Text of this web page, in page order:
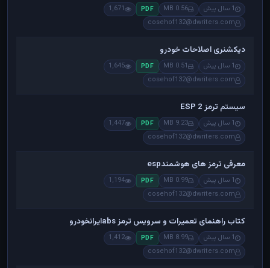
1 سال پیش 0.56 MB
PDF
1,671
cosehof132@dwriters.com
دیکشنری اصلاحات خودرو
1 سال پیش 0.51 MB
PDF
1,645
cosehof132@dwriters.com
سیستم ترمز ESP 2
1 سال پیش 9.23 MB
PDF
1,447
cosehof132@dwriters.com
معرفی ترمز های هوشمندesp
1 سال پیش 0.99 MB
PDF
1,194
cosehof132@dwriters.com
کتاب راهنمای تعمیرات و سرویس ترمز absایرانخودرو
1 سال پیش 8.99 MB
PDF
1,412
cosehof132@dwriters.com